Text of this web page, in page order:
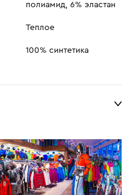
полиамид, 6% эластан
Теплое
100% синтетика